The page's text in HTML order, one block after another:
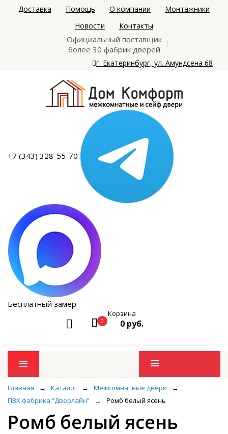
Доставка Помощь О компании
Монтажники
Новости
Контакты
Официальный поставщик
более 30 фабрик дверей
г. Екатеринбург, ул. Амундсена 68
+7 (343) 328-55-70
Бесплатный замер
0
Корзина
0 руб.
Промо товары
Главная → Каталог → Межкомнатные двери
→
ПВХ фабрика “Дверлайн”
→ Ромб белый ясень
Ромб белый ясень